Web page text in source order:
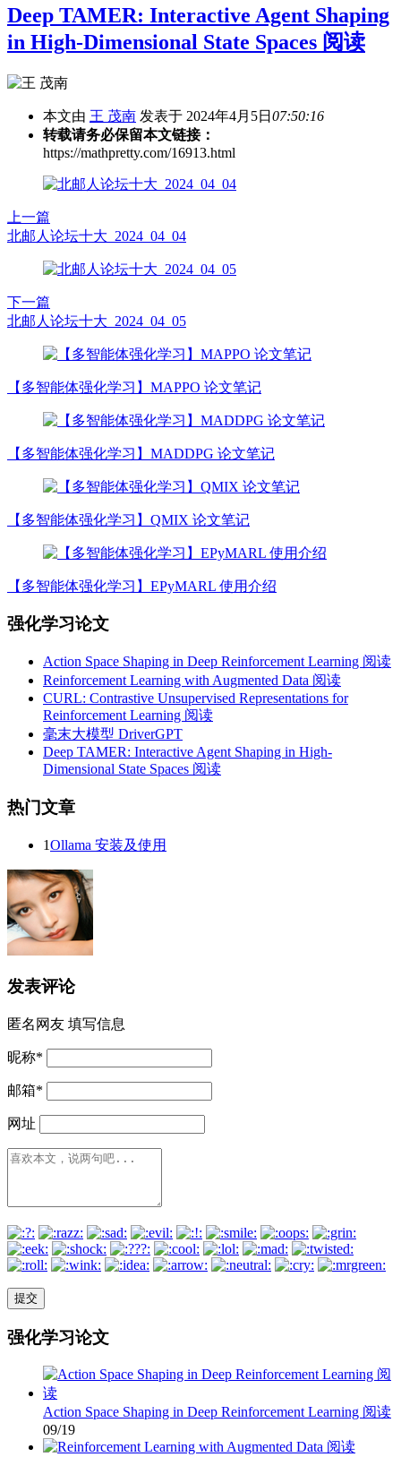
Deep TAMER: Interactive Agent Shaping
in High-Dimensional State Spaces 阅读
本文由 王 茂南 发表于 2024年4月5日 07:50:16
转载请务必保留本文链接：
https://mathpretty.com/16913.html
上一篇
北邮人论坛十大_2024_04_04
下一篇
北邮人论坛十大_2024_04_05
【多智能体强化学习】MAPPO 论文笔记
【多智能体强化学习】MADDPG 论文笔记
【多智能体强化学习】QMIX 论文笔记
【多智能体强化学习】EPyMARL 使用介绍
强化学习论文
Action Space Shaping in Deep Reinforcement Learning 阅读
Reinforcement Learning with Augmented Data 阅读
CURL: Contrastive Unsupervised Representations for
Reinforcement Learning 阅读
毫末大模型 DriverGPT
Deep TAMER: Interactive Agent Shaping in High-
Dimensional State Spaces 阅读
热门文章
1Ollama 安装及使用
发表评论
匿名网友 填写信息
昵称*
邮箱*
网址
强化学习论文
Action Space Shaping in Deep Reinforcement Learning 阅读
09/19